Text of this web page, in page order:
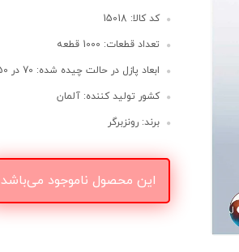
کد کالا: 15018
تعداد قطعات: 1000 قطعه
ابعاد پازل در حالت چیده شده: 70 در 50 سانتی متر
کشور تولید کننده: آلمان
برند: رونزبرگر
این محصول ناموجود می‌باشد